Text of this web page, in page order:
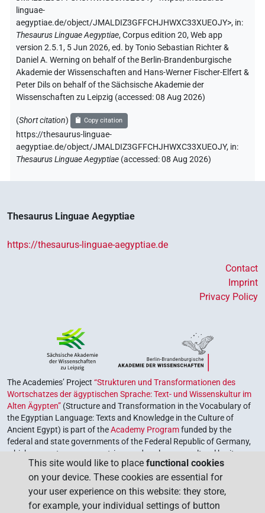
linguae-
aegyptiae.de/object/JMALDIZ3GFFCHJHWXC33XUEOJY>, in:
Thesaurus Linguae Aegyptiae,Corpus edition 20, Web app
version 2.5.1, 5 Jun 2026, ed. by Tonio Sebastian Richter &
Daniel A. Werning on behalf of the Berlin-Brandenburgische
Akademie der Wissenschaften and Hans-Werner Fischer-Elfert &
Peter Dils on behalf of the Sächsische Akademie der
Wissenschaften zu Leipzig (accessed:08 Aug 2026)
(Short citation) Copy citation
https://thesaurus-linguae-
aegyptiae.de/object/JMALDIZ3GFFCHJHWXC33XUEOJY, in:
Thesaurus Linguae Aegyptiae (accessed:08 Aug 2026)
Thesaurus Linguae Aegyptiae
https://thesaurus-linguae-aegyptiae.de
Contact
Imprint
Privacy Policy
The Academies’ Project “Strukturen und Transformationen des
Wortschatzes der ägyptischen Sprache: Text- und Wissenskultur im
Alten Ägypten” (Structure and Transformation in the Vocabulary of
the Egyptian Language: Texts and Knowledge in the Culture of
Ancient Egypt) is part of theAcademy Programfunded by the
federal and state governments of the Federal Republic of Germany,
which serves to preserve, retrieve and explore our cultural heritage.
The program is coordinated by theUnion of the German Academies
of Sciences and Humanities.
This site would like to place functional cookies
on your device. These cookies are essential for
your user experience on this website: they store,
for example, your individual settings of button